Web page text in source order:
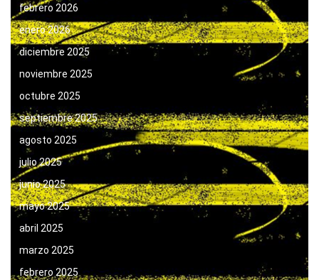
febrero 2026
enero 2026
diciembre 2025
noviembre 2025
octubre 2025
septiembre 2025
agosto 2025
julio 2025
junio 2025
mayo 2025
abril 2025
marzo 2025
febrero 2025